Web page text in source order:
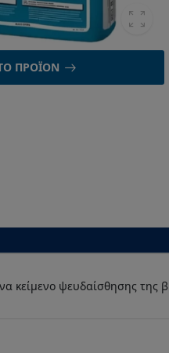
ΠΡΟΪΌΝ
κείμενο ψευδαίσθησης της